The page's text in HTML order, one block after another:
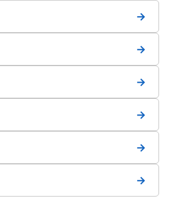
→
→
→
→
→
→